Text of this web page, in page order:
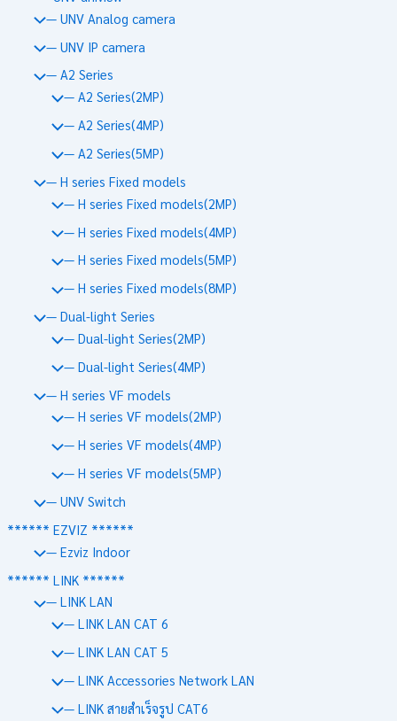
— UNV Analog camera
— UNV IP camera
— A2 Series
— A2 Series(2MP)
— A2 Series(4MP)
— A2 Series(5MP)
— H series Fixed models
— H series Fixed models(2MP)
— H series Fixed models(4MP)
— H series Fixed models(5MP)
— H series Fixed models(8MP)
— Dual-light Series
— Dual-light Series(2MP)
— Dual-light Series(4MP)
— H series VF models
— H series VF models(2MP)
— H series VF models(4MP)
— H series VF models(5MP)
— UNV Switch
****** EZVIZ ******
— Ezviz Indoor
****** LINK ******
— LINK LAN
— LINK LAN CAT 6
— LINK LAN CAT 5
— LINK Accessories Network LAN
— LINK สายสำเร็จรูป CAT6